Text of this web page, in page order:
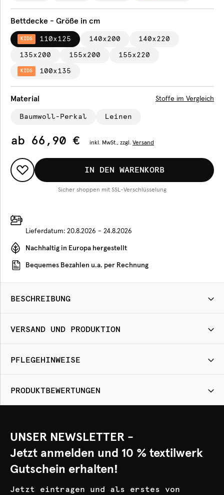
Bettdecke - Größe in cm
KIDS 110x125 140x200 140x220
135x200 155x200 155x220
KIDS 100x135
Material Stoffe im Vergleich
Baumwoll-Perkal Leinen
ab 66,90 € inkl. MwSt., zzgl. Versand
IN DEN WARENKORB
Sicher shoppen mit SSL-Verschlüsselung
Lieferdatum: 20.8.2026 - 24.8.2026
Nachhaltig in Europa hergestellt
Bequemes Bezahlen u.a. per Rechnung
BESCHREIBUNG
VERSAND UND PRODUKTION
PFLEGEHINWEISE
PRODUKTBEWERTUNGEN
UNSER NEWSLETTER -
Jetzt anmelden und 10 % textilwerk
Gutschein erhalten!
Jetzt eintragen und als erstes von